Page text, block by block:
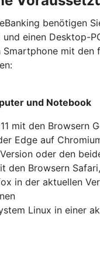
benötigen
und einen Desktop-
Smartphone mit den
und Notebook
mit den Browsern
Edge auf
oder den
den Browsern
in der aktuellen
Linux in einer